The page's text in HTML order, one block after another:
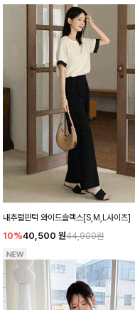
내추럴핀턱 와이드슬랙스[S,M,L사이즈]
10%40,500 원44,900원